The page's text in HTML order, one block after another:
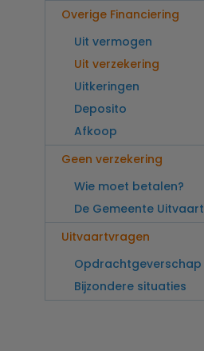
Overige Financiering
Uit vermogen
Uit verzekering
Uitkeringen
Deposito
Afkoop
Geen verzekering
Wie moet betalen?
De Gemeente Uitvaart
Uitvaartvragen
Opdrachtgeverschap
Bijzondere situaties